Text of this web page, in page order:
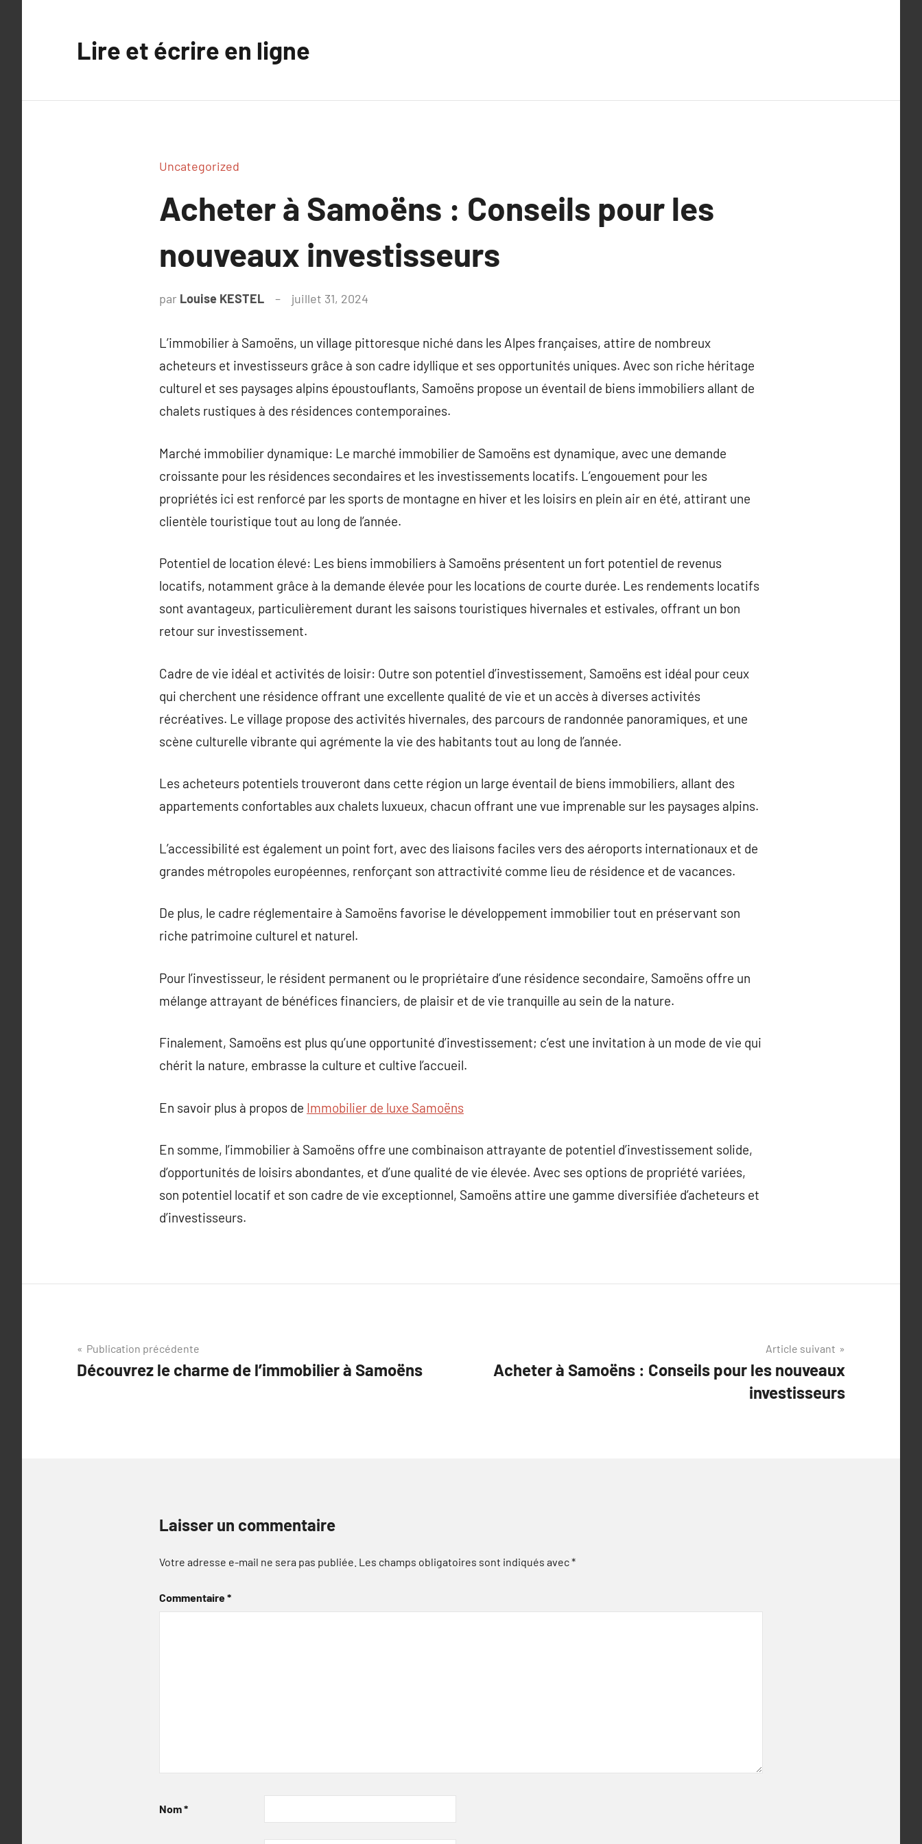
Lire et écrire en ligne
Uncategorized
Acheter à Samoëns : Conseils pour les
nouveaux investisseurs
par Louise KESTEL juillet 31, 2024
L’immobilier à Samoëns, un village pittoresque niché dans les Alpes françaises, attire de nombreux
acheteurs et investisseurs grâce à son cadre idyllique et ses opportunités uniques. Avec son riche héritage
culturel et ses paysages alpins époustouflants, Samoëns propose un éventail de biens immobiliers allant de
chalets rustiques à des résidences contemporaines.
Marché immobilier dynamique: Le marché immobilier de Samoëns est dynamique, avec une demande
croissante pour les résidences secondaires et les investissements locatifs. L’engouement pour les
propriétés ici est renforcé par les sports de montagne en hiver et les loisirs en plein air en été, attirant une
clientèle touristique tout au long de l’année.
Potentiel de location élevé: Les biens immobiliers à Samoëns présentent un fort potentiel de revenus
locatifs, notamment grâce à la demande élevée pour les locations de courte durée. Les rendements locatifs
sont avantageux, particulièrement durant les saisons touristiques hivernales et estivales, offrant un bon
retour sur investissement.
Cadre de vie idéal et activités de loisir: Outre son potentiel d’investissement, Samoëns est idéal pour ceux
qui cherchent une résidence offrant une excellente qualité de vie et un accès à diverses activités
récréatives. Le village propose des activités hivernales, des parcours de randonnée panoramiques, et une
scène culturelle vibrante qui agrémente la vie des habitants tout au long de l’année.
Les acheteurs potentiels trouveront dans cette région un large éventail de biens immobiliers, allant des
appartements confortables aux chalets luxueux, chacun offrant une vue imprenable sur les paysages alpins.
L’accessibilité est également un point fort, avec des liaisons faciles vers des aéroports internationaux et de
grandes métropoles européennes, renforçant son attractivité comme lieu de résidence et de vacances.
De plus, le cadre réglementaire à Samoëns favorise le développement immobilier tout en préservant son
riche patrimoine culturel et naturel.
Pour l’investisseur, le résident permanent ou le propriétaire d’une résidence secondaire, Samoëns offre un
mélange attrayant de bénéfices financiers, de plaisir et de vie tranquille au sein de la nature.
Finalement, Samoëns est plus qu’une opportunité d’investissement; c’est une invitation à un mode de vie qui
chérit la nature, embrasse la culture et cultive l’accueil.
En savoir plus à propos de Immobilier de luxe Samoëns
En somme, l’immobilier à Samoëns offre une combinaison attrayante de potentiel d’investissement solide,
d’opportunités de loisirs abondantes, et d’une qualité de vie élevée. Avec ses options de propriété variées,
son potentiel locatif et son cadre de vie exceptionnel, Samoëns attire une gamme diversifiée d’acheteurs et
d’investisseurs.
Navigation
de
Publication précédente
Découvrez le charme de l’immobilier à Samoëns
Article suivant
Acheter à Samoëns : Conseils pour les nouveaux
investisseurs
Laisser un commentaire
Votre adresse e-mail ne sera pas publiée. Les champs obligatoires sont indiqués avec*
Commentaire*
Nom*